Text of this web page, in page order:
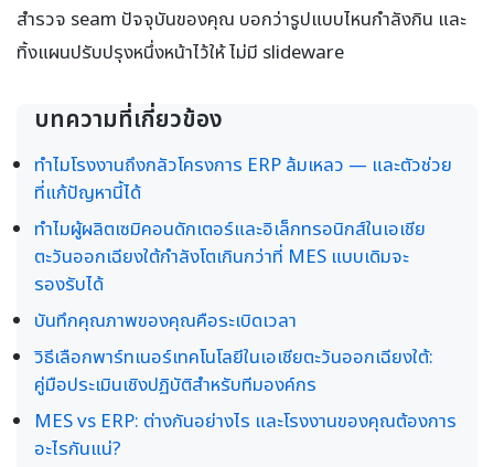
สำรวจ seam ปัจจุบันของคุณ บอกว่ารูปแบบไหนกำลังกิน และ
ทิ้งแผนปรับปรุงหนึ่งหน้าไว้ให้ ไม่มี slideware
บทความที่เกี่ยวข้อง
ทำไมโรงงานถึงกลัวโครงการ ERP ล้มเหลว — และตัวช่วย
ที่แก้ปัญหานี้ได้
ทำไมผู้ผลิตเซมิคอนดักเตอร์และอิเล็กทรอนิกส์ในเอเชีย
ตะวันออกเฉียงใต้กำลังโตเกินกว่าที่ MES แบบเดิมจะ
รองรับได้
บันทึกคุณภาพของคุณคือระเบิดเวลา
วิธีเลือกพาร์ทเนอร์เทคโนโลยีในเอเชียตะวันออกเฉียงใต้:
คู่มือประเมินเชิงปฏิบัติสำหรับทีมองค์กร
MES vs ERP: ต่างกันอย่างไร และโรงงานของคุณต้องการ
อะไรกันแน่?